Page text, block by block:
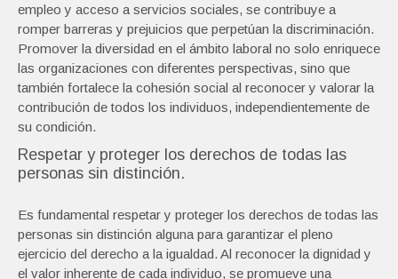
empleo y acceso a servicios sociales, se contribuye a
romper barreras y prejuicios que perpetúan la discriminación.
Promover la diversidad en el ámbito laboral no solo enriquece
las organizaciones con diferentes perspectivas, sino que
también fortalece la cohesión social al reconocer y valorar la
contribución de todos los individuos, independientemente de
su condición.
Respetar y proteger los derechos de todas las
personas sin distinción.
Es fundamental respetar y proteger los derechos de todas las
personas sin distinción alguna para garantizar el pleno
ejercicio del derecho a la igualdad. Al reconocer la dignidad y
el valor inherente de cada individuo, se promueve una